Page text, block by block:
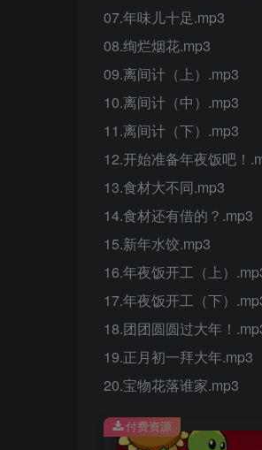
07.年味儿十足.mp3
08.绚烂烟花.mp3
09.离间计（上）.mp3
10.离间计（中）.mp3
11.离间计（下）.mp3
12.开始准备年夜饭吧！
13.食材大不同.mp3
14.食材还有借的？.mp3
15.新年水饺.mp3
16.年夜饭开工（上）
17.年夜饭开工（下）
18.团团圆圆过大年！
19.正月初一拜大年.mp3
20.宝物花落谁家.mp3
付费资源